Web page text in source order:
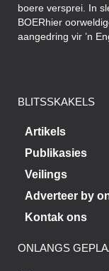
boere versprei. In
BOERhier
aangedring vir ’n
BLITSSKAKELS
Artikels
Publikasies
Veilings
Adverteer by
Kontak ons
ONLANGS